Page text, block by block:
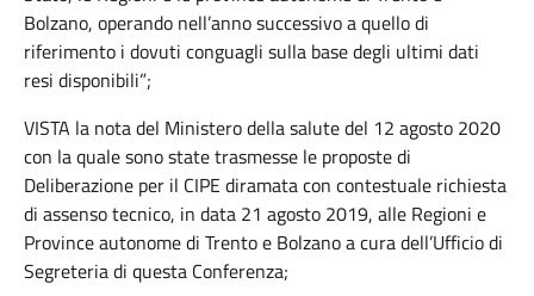
Bolzano, operando nell’anno successivo a quello di
riferimento i dovuti conguagli sulla base degli ultimi dati
resi disponibili”;
VISTA la nota del Ministero della salute del 12 agosto 2020
con la quale sono state trasmesse le proposte di
Deliberazione per il CIPE diramata con contestuale richiesta
di assenso tecnico, in data 21 agosto 2019, alle Regioni e
Province autonome di Trento e Bolzano a cura dell’Ufficio di
Segreteria di questa Conferenza;